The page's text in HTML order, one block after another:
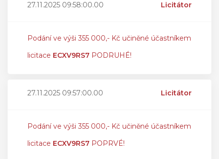
27.11.2025 09:58:00.00 Licitátor
Podání ve výši 355 000,- Kč učiněné účastníkem
licitace ECXV9RS7 PODRUHÉ!
27.11.2025 09:57:00.00 Licitátor
Podání ve výši 355 000,- Kč učiněné účastníkem
licitace ECXV9RS7 POPRVÉ!